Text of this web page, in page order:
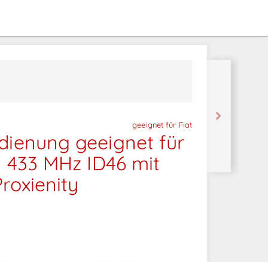
geeignet für Fiat
geeignet für
MHz ID46 mit